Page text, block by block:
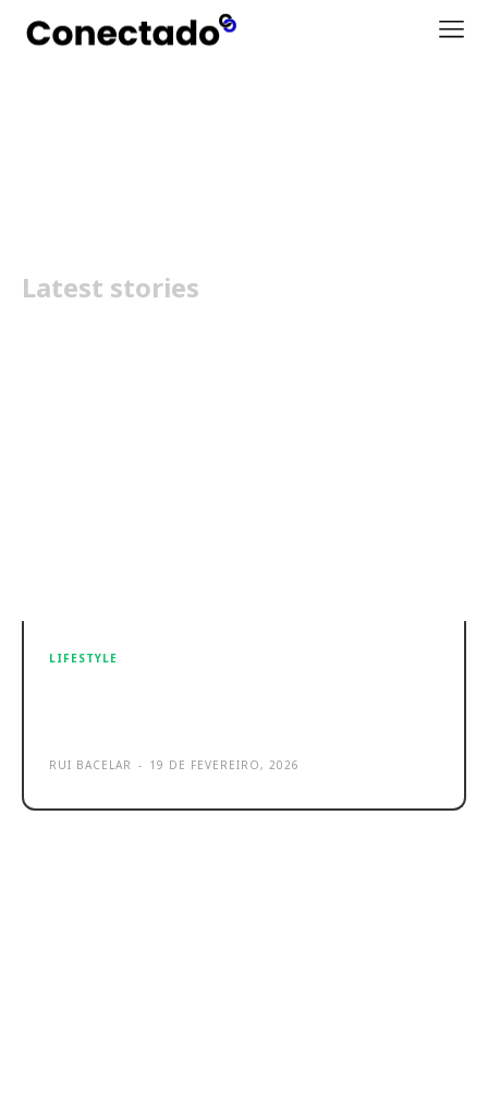
Latest stories
LIFESTYLE
RUI BACELAR - 19 DE FEVEREIRO, 2026